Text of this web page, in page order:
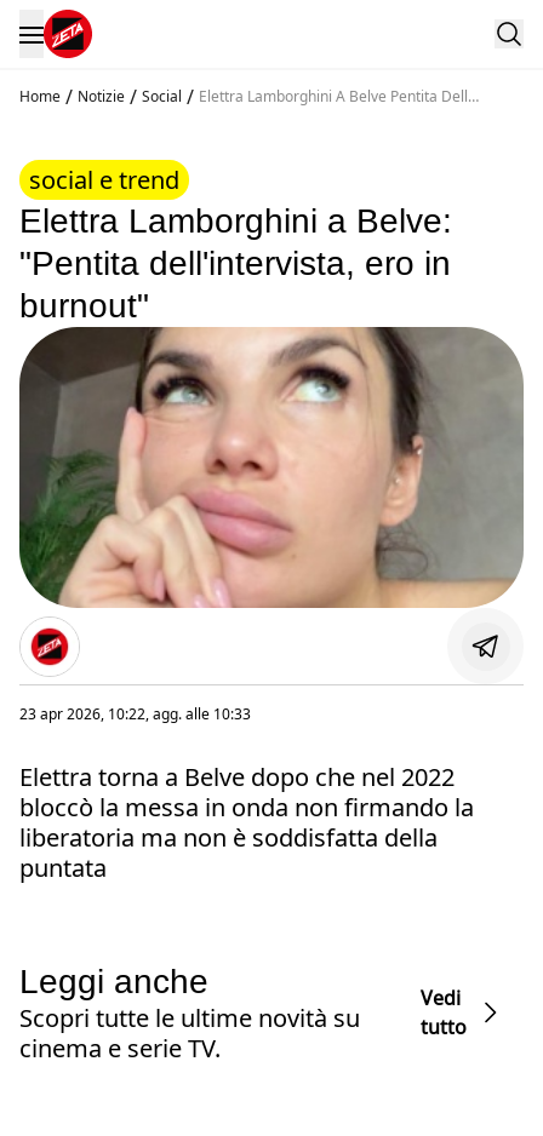
Home / Notizie / Social / Elettra Lamborghini A Belve Pentita Dell
social e trend
Elettra Lamborghini a Belve:
"Pentita dell'intervista, ero in
burnout"
23 apr 2026, 10:22, agg. alle 10:33
Elettra torna a Belve dopo che nel 2022
bloccò la messa in onda non firmando la
liberatoria ma non è soddisfatta della
puntata
Leggi anche
Scopri tutte le ultime novità su
cinema e serie TV.
Vedi
tutto